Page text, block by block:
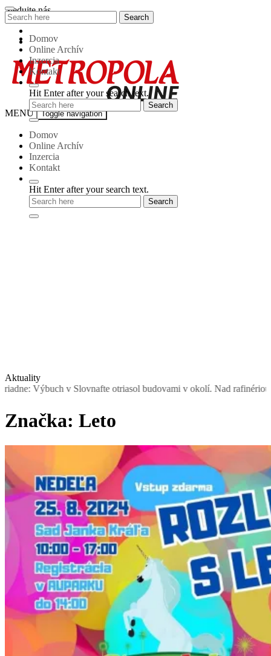
Skip
to
content
Sledujte nás
Metropola-
MENU Toggle navigation
Domov
Online Archív
Inzercia
Kontakt
Hit Enter after your search text.
Search
for:
Search
Domov
Online Archív
Inzercia
Kontakt
Hit Enter after your search text.
Aktuality
otriasol budovami v okolí. Nad rafinériou stúpal dym,
Značka: Leto